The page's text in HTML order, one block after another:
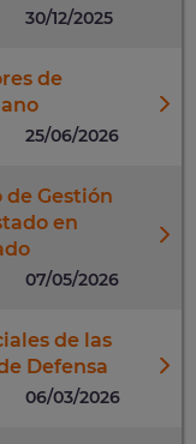
30/12/2025
de
25/06/2026
de Gestión
en
07/05/2026
de las
Defensa
06/03/2026